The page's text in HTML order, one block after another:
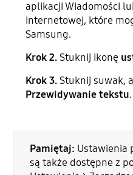
aplikacji Wiadomości
internetowej, które
Samsung.
Krok 2. Stuknij ikonę
Krok 3. Stuknij suwak,
Przewidywanie tekstu.
Pamiętaj: Ustawienia
są także dostępne z